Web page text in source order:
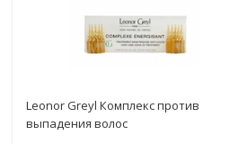
Leonor Greyl Комплекс против
выпадения волос